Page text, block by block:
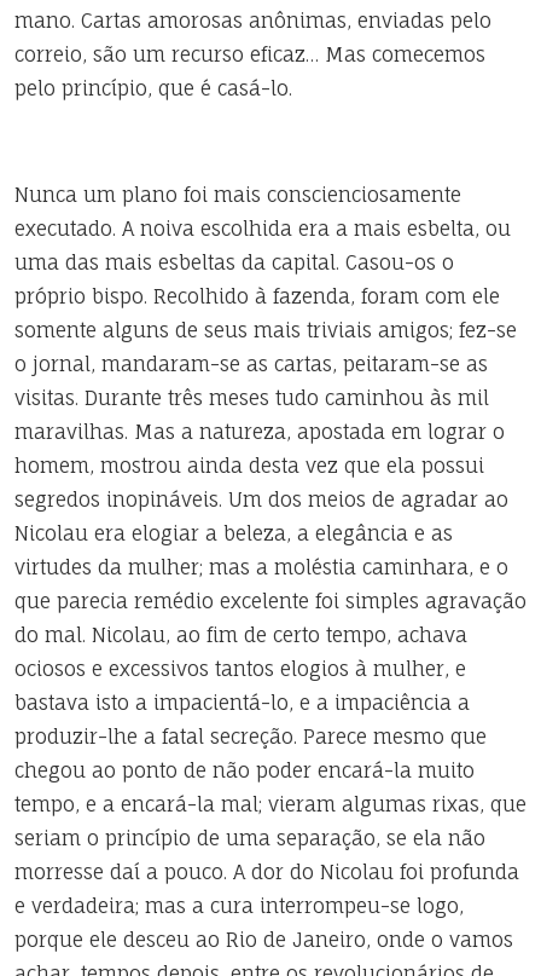
mano. Cartas amorosas anônimas, enviadas pelo
correio, são um recurso eficaz… Mas comecemos
pelo princípio, que é casá-lo.
Nunca um plano foi mais conscienciosamente
executado. A noiva escolhida era a mais esbelta, ou
uma das mais esbeltas da capital. Casou-os o
próprio bispo. Recolhido à fazenda, foram com ele
somente alguns de seus mais triviais amigos; fez-se
o jornal, mandaram-se as cartas, peitaram-se as
visitas. Durante três meses tudo caminhou às mil
maravilhas. Mas a natureza, apostada em lograr o
homem, mostrou ainda desta vez que ela possui
segredos inopináveis. Um dos meios de agradar ao
Nicolau era elogiar a beleza, a elegância e as
virtudes da mulher; mas a moléstia caminhara, e o
que parecia remédio excelente foi simples agravação
do mal. Nicolau, ao fim de certo tempo, achava
ociosos e excessivos tantos elogios à mulher, e
bastava isto a impacientá-lo, e a impaciência a
produzir-lhe a fatal secreção. Parece mesmo que
chegou ao ponto de não poder encará-la muito
tempo, e a encará-la mal; vieram algumas rixas, que
seriam o princípio de uma separação, se ela não
morresse daí a pouco. A dor do Nicolau foi profunda
e verdadeira; mas a cura interrompeu-se logo,
porque ele desceu ao Rio de Janeiro, onde o vamos